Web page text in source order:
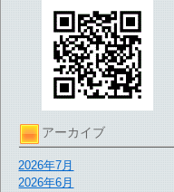
アーカイブ
2026年7月
2026年6月